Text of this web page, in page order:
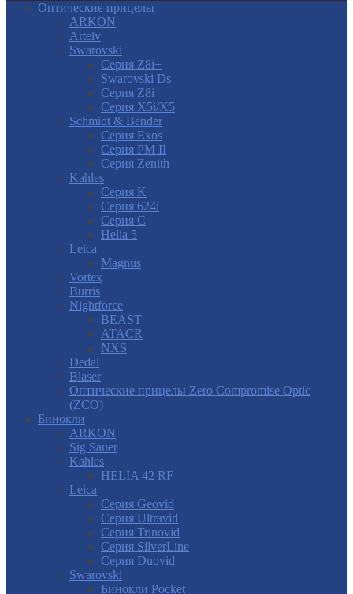
Оптические прицелы
ARKON
Artelv
Swarovski
Серия Z8i+
Swarovski Ds
Серия Z8i
Серия X5i/X5
Schmidt & Bender
Серия Exos
Серия PM II
Cерия Zenith
Kahles
Серия K
Серия 624i
Серия С
Helia 5
Leica
Magnus
Vortex
Burris
Nightforce
BEAST
ATACR
NXS
Dedal
Blaser
Оптические прицелы Zero Compromise Optic
(ZCO)
Бинокли
ARKON
Sig Sauer
Kahles
HELIA 42 RF
Leica
Серия Geovid
Серия Ultravid
Серия Trinovid
Серия SilverLine
Серия Duovid
Swarovski
Бинокли Pocket